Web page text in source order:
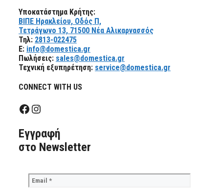
Υποκατάστημα Κρήτης:
ΒΙΠΕ Ηρακλείου, Οδός Π,
Τετράγωνο 13, 71500 Νέα Αλικαρνασσός
Τηλ: 2813-022475
E: info@domestica.gr
Πωλήσεις: sales@domestica.gr
Τεχνική εξυπηρέτηση: service@domestica.gr
CONNECT WITH US
Facebook
Instagram
Eγγραφή
στο Newsletter